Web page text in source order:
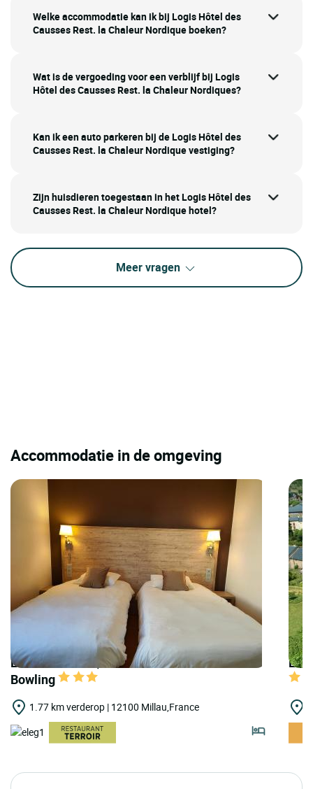
Welke accommodatie kan ik bij Logis Hôtel des
Causses Rest. la Chaleur Nordique boeken?
Wat is de vergoeding voor een verblijf bij Logis
Hôtel des Causses Rest. la Chaleur Nordiques?
Kan ik een auto parkeren bij de Logis Hôtel des
Causses Rest. la Chaleur Nordique vestiging?
Zijn huisdieren toegestaan in het Logis Hôtel des
Causses Rest. la Chaleur Nordique hotel?
Meer vragen
Accommodatie in de omgeving
LOGIS HOTELS | Cit'Hotel Restaurant du
Bowling
1.77 km verderop | 12100 Millau,France